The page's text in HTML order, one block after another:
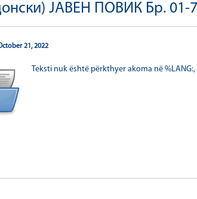
ЈАВЕН ПОВИК Бр. 01-
21, 2022
Teksti nuk është përkthyer akoma në %LANG:,